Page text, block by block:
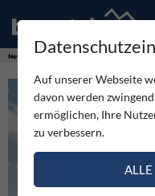
News becomingguide -
Auf unserer Webseite
davon werden
ermöglichen, Ihre
zu verbessern.